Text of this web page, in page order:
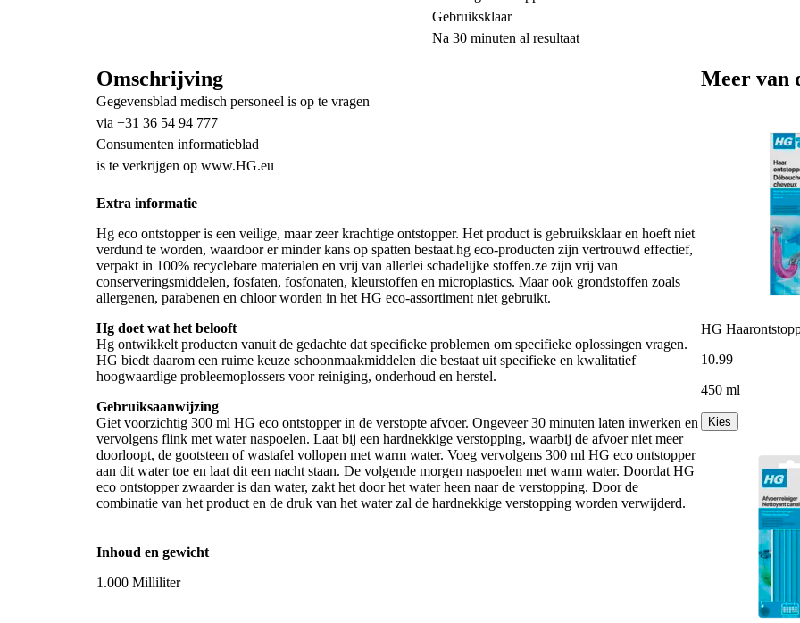
Gebruiksklaar
Na 30 minuten al resultaat
Omschrijving
Gegevensblad medisch personeel is op te vragen
via +31 36 54 94 777
Consumenten informatieblad
is te verkrijgen op www.HG.eu
Extra informatie
Hg eco ontstopper is een veilige, maar zeer krachtige ontstopper. Het product is gebruiksklaar en hoeft niet
verdund te worden, waardoor er minder kans op spatten bestaat.hg eco-producten zijn vertrouwd effectief,
verpakt in 100% recyclebare materialen en vrij van allerlei schadelijke stoffen.ze zijn vrij van
conserveringsmiddelen, fosfaten, fosfonaten, kleurstoffen en microplastics. Maar ook grondstoffen zoals
allergenen, parabenen en chloor worden in het HG eco-assortiment niet gebruikt.
Hg doet wat het belooft
Hg ontwikkelt producten vanuit de gedachte dat specifieke problemen om specifieke oplossingen vragen.
HG biedt daarom een ruime keuze schoonmaakmiddelen die bestaat uit specifieke en kwalitatief
hoogwaardige probleemoplossers voor reiniging, onderhoud en herstel.
Gebruiksaanwijzing
Giet voorzichtig 300 ml HG eco ontstopper in de verstopte afvoer. Ongeveer 30 minuten laten inwerken en
vervolgens flink met water naspoelen. Laat bij een hardnekkige verstopping, waarbij de afvoer niet meer
doorloopt, de gootsteen of wastafel vollopen met warm water. Voeg vervolgens 300 ml HG eco ontstopper
aan dit water toe en laat dit een nacht staan. De volgende morgen naspoelen met warm water. Doordat HG
eco ontstopper zwaarder is dan water, zakt het door het water heen naar de verstopping. Door de
combinatie van het product en de druk van het water zal de hardnekkige verstopping worden verwijderd.
Inhoud en gewicht
1.000 Milliliter
Meer van
HG
10.99
450 ml
Kies